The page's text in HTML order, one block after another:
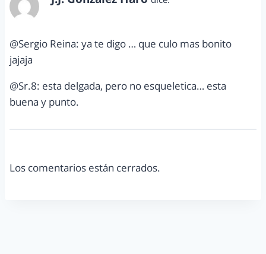
@Sergio Reina: ya te digo … que culo mas bonito
jajaja
@Sr.8: esta delgada, pero no esqueletica… esta
buena y punto.
Los comentarios están cerrados.